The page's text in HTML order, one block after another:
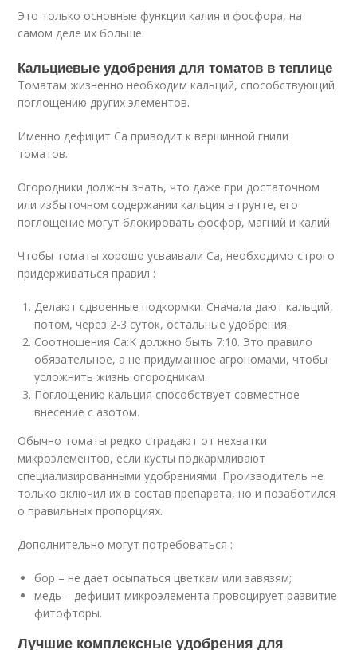
Это только основные функции калия и фосфора, на
самом деле их больше.
Кальциевые удобрения для томатов в теплице
Томатам жизненно необходим кальций, способствующий
поглощению других элементов.
Именно дефицит Ca приводит к вершинной гнили
томатов.
Огородники должны знать, что даже при достаточном
или избыточном содержании кальция в грунте, его
поглощение могут блокировать фосфор, магний и калий.
Чтобы томаты хорошо усваивали Ca, необходимо строго
придерживаться правил :
Делают сдвоенные подкормки. Сначала дают кальций,
потом, через 2-3 суток, остальные удобрения.
Соотношения Ca:K должно быть 7:10. Это правило
обязательное, а не придуманное агрономами, чтобы
усложнить жизнь огородникам.
Поглощению кальция способствует совместное
внесение с азотом.
Обычно томаты редко страдают от нехватки
микроэлементов, если кусты подкармливают
специализированными удобрениями. Производитель не
только включил их в состав препарата, но и позаботился
о правильных пропорциях.
Дополнительно могут потребоваться :
бор – не дает осыпаться цветкам или завязям;
медь – дефицит микроэлемента провоцирует развитие
фитофторы.
Лучшие комплексные удобрения для